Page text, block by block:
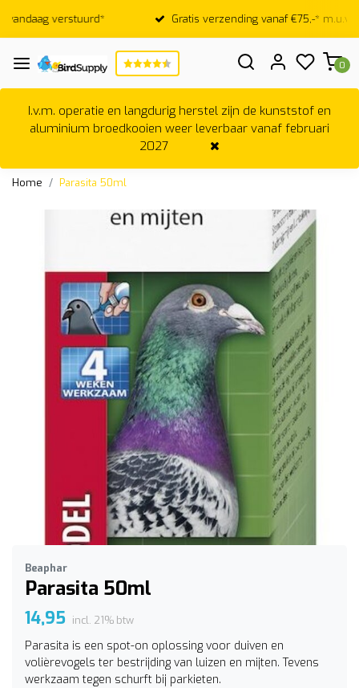
Gratis verzending vanaf €75,-* m.u.v. broedkooien
0
I.v.m. operatie en langdurig herstel zijn de kunststof en
aluminium broedkooien weer leverbaar vanaf februari
2027
Home Parasita 50ml
Beaphar
Parasita 50ml
14,95 incl. 21% btw
Parasita is een spot-on oplossing voor duiven en
volièrevogels ter bestrijding van luizen en mijten. Tevens
werkzaam tegen schurft bij parkieten.